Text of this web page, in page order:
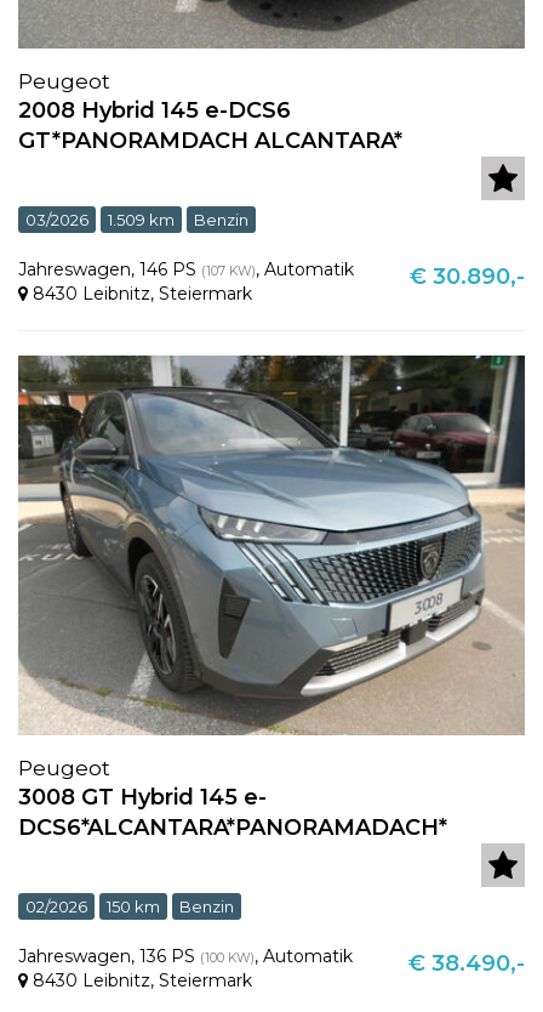
Peugeot
2008 Hybrid 145 e-DCS6
GT*PANORAMDACH ALCANTARA*
03/2026 1.509 km Benzin
Jahreswagen, 146 PS (107 KW), Automatik
8430 Leibnitz, Steiermark
€ 30.890,-
Peugeot
3008 GT Hybrid 145 e-
DCS6*ALCANTARA*PANORAMADACH*
02/2026 150 km Benzin
Jahreswagen, 136 PS (100 KW), Automatik
8430 Leibnitz, Steiermark
€ 38.490,-